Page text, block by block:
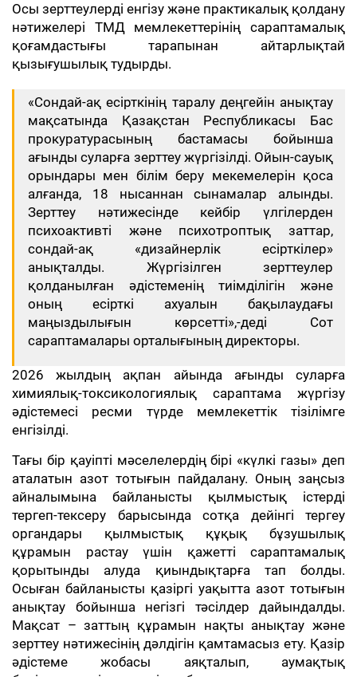
Осы зерттеулерді енгізу және практикалық қолдану
нәтижелері ТМД мемлекеттерінің сараптамалық
қоғамдастығы тарапынан айтарлықтай
қызығушылық тудырды.
«Сондай-ақ есірткінің таралу деңгейін анықтау
мақсатында Қазақстан Республикасы Бас
прокуратурасының бастамасы бойынша
ағынды суларға зерттеу жүргізілді. Ойын-сауық
орындары мен білім беру мекемелерін қоса
алғанда, 18 нысаннан сынамалар алынды.
Зерттеу нәтижесінде кейбір үлгілерден
психоактивті және психотроптық заттар,
сондай-ақ «дизайнерлік есірткілер»
анықталды. Жүргізілген зерттеулер
қолданылған әдістеменің тиімділігін және
оның есірткі ахуалын бақылаудағы
маңыздылығын көрсетті»,-деді Сот
сараптамалары орталығының директоры.
2026 жылдың ақпан айында ағынды суларға
химиялық-токсикологиялық сараптама жүргізу
әдістемесі ресми түрде мемлекеттік тізілімге
енгізілді.
Тағы бір қауіпті мәселелердің бірі «күлкі газы» деп
аталатын азот тотығын пайдалану. Оның заңсыз
айналымына байланысты қылмыстық істерді
тергеп-тексеру барысында сотқа дейінгі тергеу
органдары қылмыстық құқық бұзушылық
құрамын растау үшін қажетті сараптамалық
қорытынды алуда қиындықтарға тап болды.
Осыған байланысты қазіргі уақытта азот тотығын
анықтау бойынша негізгі тәсілдер дайындалды.
Мақсат – заттың құрамын нақты анықтау және
зерттеу нәтижесінің дәлдігін қамтамасыз ету. Қазір
әдістеме жобасы аяқталып, аумақтық